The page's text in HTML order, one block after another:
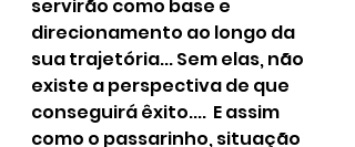
servirão como base e
direcionamento ao longo da
sua trajetória... Sem elas, não
existe a perspectiva de que
conseguirá êxito....  E assim
como o passarinho, situação